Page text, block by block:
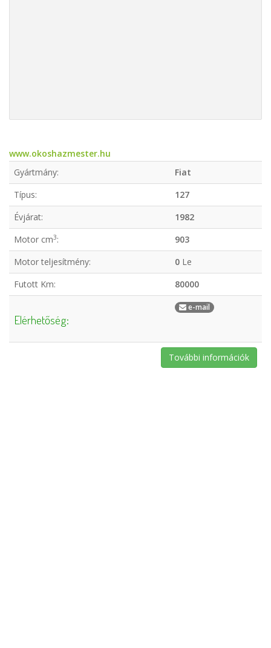
www.okoshazmester.hu
Gyártmány:
Fiat
Típus:
127
Évjárat:
1982
Motor cm3:
903
Motor teljesítmény:
0 Le
Futott Km:
80000
Elérhetőség:
e-mail
További információk